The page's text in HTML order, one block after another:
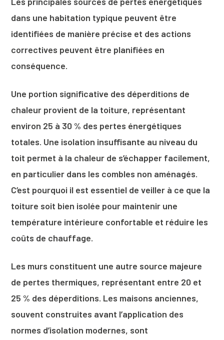
dans une habitation typique peuvent être
identifiées de manière précise et des actions
correctives peuvent être planifiées en
conséquence.
Une portion significative des déperditions de
chaleur provient de la toiture, représentant
environ 25 à 30 % des pertes énergétiques
totales. Une isolation insuffisante au niveau du
toit permet à la chaleur de s’échapper facilement,
en particulier dans les combles non aménagés.
C’est pourquoi il est essentiel de veiller à ce que la
toiture soit bien isolée pour maintenir une
température intérieure confortable et réduire les
coûts de chauffage.
Les murs constituent une autre source majeure
de pertes thermiques, représentant entre 20 et
25 % des déperditions. Les maisons anciennes,
souvent construites avant l’application des
normes d’isolation modernes, sont